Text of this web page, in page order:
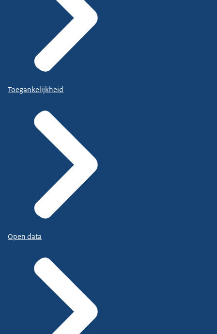
Toegankelijkheid
Open data